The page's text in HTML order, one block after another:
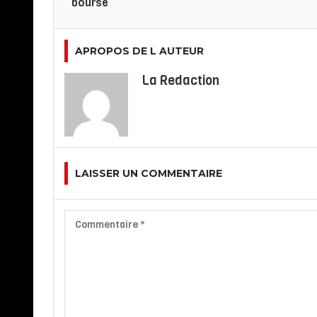
APROPOS DE L AUTEUR
La Redaction
LAISSER UN COMMENTAIRE